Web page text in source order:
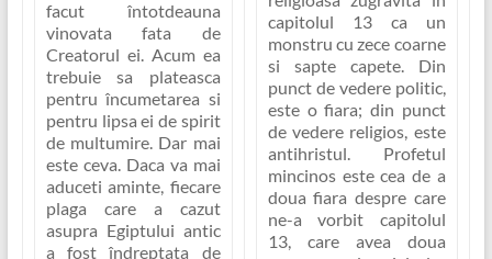
facut întotdeauna
vinovata fata de
Creatorul ei. Acum ea
trebuie sa plateasca
pentru încumetarea si
pentru lipsa ei de spirit
de multumire. Dar mai
este ceva. Daca va mai
aduceti aminte, fiecare
plaga care a cazut
asupra Egiptului antic
a fost îndreptata de
capitolul 13 ca un
monstru cu zece coarne
si sapte capete. Din
punct de vedere politic,
este o fiara; din punct
de vedere religios, este
antihristul. Profetul
mincinos este cea de a
doua fiara despre care
ne-a vorbit capitolul
13, care avea doua